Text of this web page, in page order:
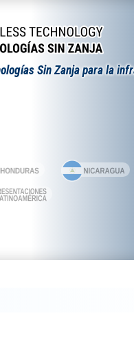
Sin Zanja para la